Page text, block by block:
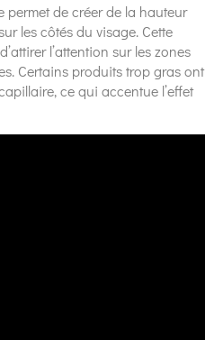
permet de créer de la hauteur
les côtés du visage. Cette
l’attention sur les zones
Certains produits trop gras ont
ce qui accentue l’effet